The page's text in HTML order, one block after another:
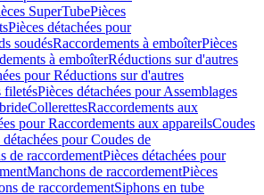
SuperTubePièces
Pièces détachées pour
soudésRaccordements à emboîterPièces
à emboîterRéductions sur d'autres
pour Réductions sur d'autres
filetésPièces détachées pour Assemblages
CollerettesRaccordements aux
pour Raccordements aux appareilsCoudes
détachées pour Coudes de
de raccordementPièces détachées pour
Manchons de raccordementPièces
de raccordementSiphons en tube